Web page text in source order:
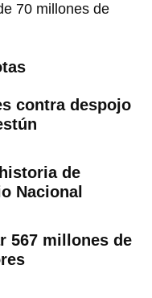
70 millones de
contra despojo
de
Nacional
567 millones de